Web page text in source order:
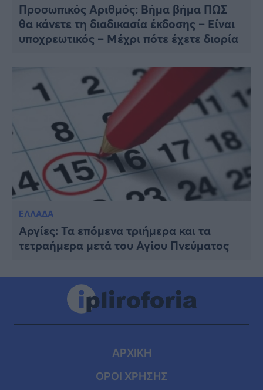
Προσωπικός Αριθμός: Βήμα βήμα ΠΩΣ
θα κάνετε τη διαδικασία έκδοσης – Είναι
υποχρεωτικός – Μέχρι πότε έχετε διορία
ΕΛΛΑΔΑ
Αργίες: Τα επόμενα τριήμερα και τα
τετραήμερα μετά του Αγίου Πνεύματος
ΑΡΧΙΚΗ
ΟΡΟΙ ΧΡΗΣΗΣ